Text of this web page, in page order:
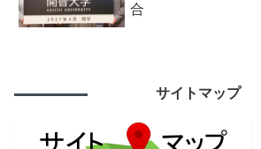
合
サイトマップ